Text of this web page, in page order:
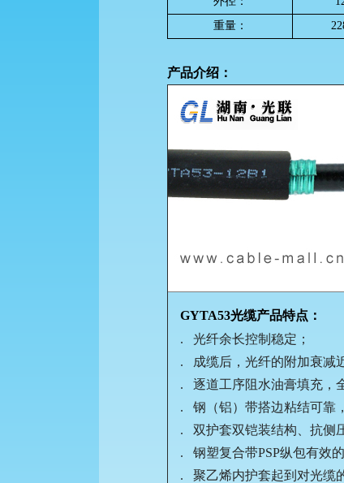
重量：
产品介绍：
GYTA53光缆产品特点：
. 光纤余长控制稳定；
. 成缆后，光纤的附加衰减
. 逐道工序阻水油膏填充，
. 钢（铝）带搭边粘结可靠
. 双护套双铠装结构、抗侧
. 钢塑复合带PSP纵包有效
. 聚乙烯内护套起到对光缆